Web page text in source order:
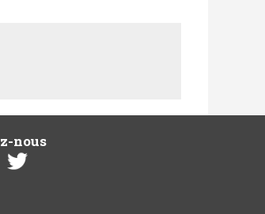
nous